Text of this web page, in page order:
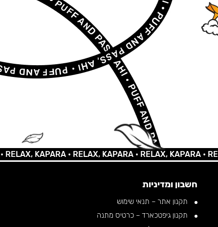
KAPARA •RELAX, KAPARA •RELAX, KAPARA •RELAX,
חשבון ומדיניות
תקנון אתר – תנאי שימוש
תקנון גיפטכארד – כרטיס מתנה